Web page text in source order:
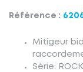
Référence :
Mitigeur
Série: